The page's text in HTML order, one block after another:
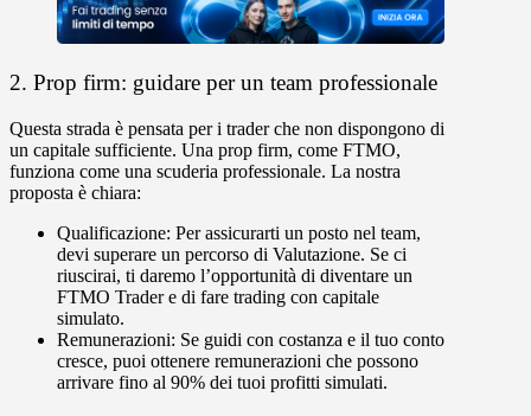
2. Prop firm: guidare per un team professionale
Questa strada è pensata per i trader che non dispongono di
un capitale sufficiente. Una prop firm, come FTMO,
funziona come una scuderia professionale. La nostra
proposta è chiara:
Qualificazione: Per assicurarti un posto nel team,
devi superare un percorso di Valutazione. Se ci
riuscirai, ti daremo l’opportunità di diventare un
FTMO Trader e di fare trading con capitale
simulato.
Remunerazioni: Se guidi con costanza e il tuo conto
cresce, puoi ottenere remunerazioni che possono
arrivare fino al 90% dei tuoi profitti simulati.